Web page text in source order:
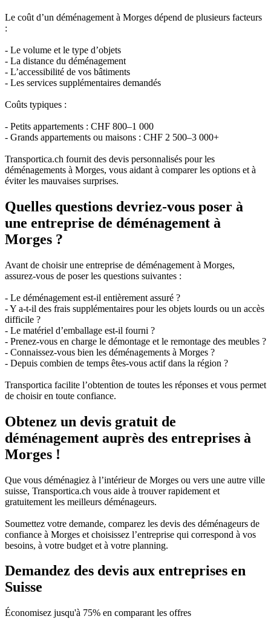
Le coût d’un déménagement à Morges dépend de plusieurs facteurs
:
- Le volume et le type d’objets
- La distance du déménagement
- L’accessibilité de vos bâtiments
- Les services supplémentaires demandés
Coûts typiques :
- Petits appartements : CHF 800–1 000
- Grands appartements ou maisons : CHF 2 500–3 000+
Transportica.ch fournit des devis personnalisés pour les
déménagements à Morges, vous aidant à comparer les options et à
éviter les mauvaises surprises.
Quelles questions devriez-vous poser à
une entreprise de déménagement à
Morges ?
Avant de choisir une entreprise de déménagement à Morges,
assurez-vous de poser les questions suivantes :
- Le déménagement est-il entièrement assuré ?
- Y a-t-il des frais supplémentaires pour les objets lourds ou un accès
difficile ?
- Le matériel d’emballage est-il fourni ?
- Prenez-vous en charge le démontage et le remontage des meubles ?
- Connaissez-vous bien les déménagements à Morges ?
- Depuis combien de temps êtes-vous actif dans la région ?
Transportica facilite l’obtention de toutes les réponses et vous permet
de choisir en toute confiance.
Obtenez un devis gratuit de
déménagement auprès des entreprises à
Morges !
Que vous déménagiez à l’intérieur de Morges ou vers une autre ville
suisse, Transportica.ch vous aide à trouver rapidement et
gratuitement les meilleurs déménageurs.
Soumettez votre demande, comparez les devis des déménageurs de
confiance à Morges et choisissez l’entreprise qui correspond à vos
besoins, à votre budget et à votre planning.
Demandez des devis aux entreprises en
Suisse
Économisez jusqu'à 75% en comparant les offres